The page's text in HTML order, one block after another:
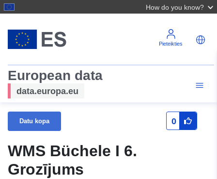
How do you know?
Pieteikties
European data
data.europa.eu
Datu kopa 0
WMS Büchele I 6.
Grozījums